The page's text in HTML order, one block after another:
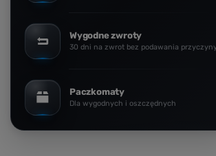
Wygodne zwroty
30 dni na zwrot bez podawania
Paczkomaty
Dla wygodnych i oszczędnych